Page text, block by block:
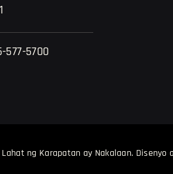
577-5700
Lahat ng Karapatan ay Nakalaan. Disenyo